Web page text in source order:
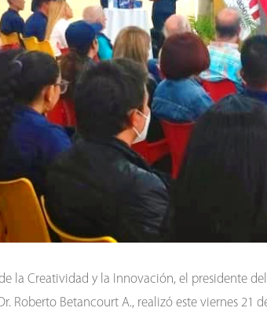
la Creatividad y la Innovación, el presidente
Roberto Betancourt A., realizó este viernes 21